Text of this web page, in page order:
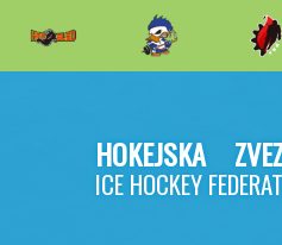
HOKEJSKA
ICE HOCKEY